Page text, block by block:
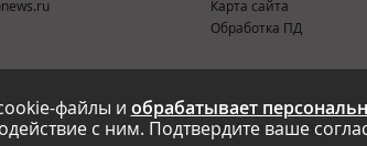
файлы и обрабатывает
с ним. Подтвердите ваше
and the Google
apply.
Карта сайта
Обработка ПД
Мобильная версия